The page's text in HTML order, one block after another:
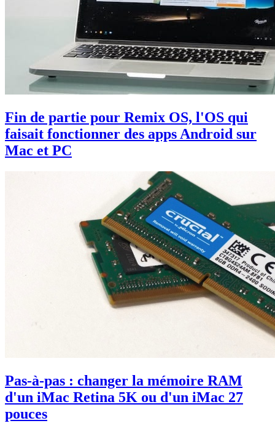
Fin de partie pour Remix OS, l'OS qui
faisait fonctionner des apps Android sur
Mac et PC
Pas-à-pas : changer la mémoire RAM
d'un iMac Retina 5K ou d'un iMac 27
pouces